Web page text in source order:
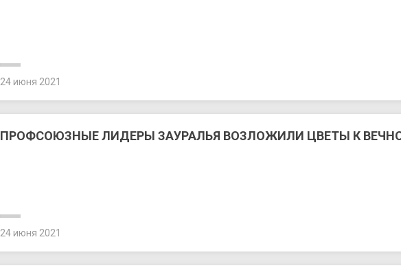
24 июня 2021
ПРОФСОЮЗНЫЕ ЛИДЕРЫ ЗАУРАЛЬЯ ВОЗЛОЖИЛИ ЦВЕТЫ К
24 июня 2021